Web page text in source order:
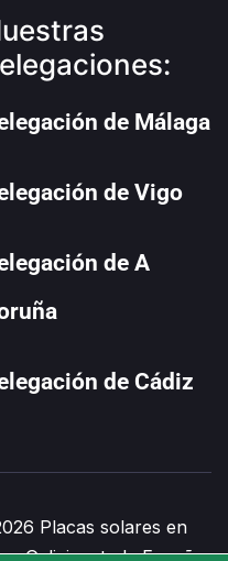
de Málaga
de Vigo
de A
de Cádiz
Placas solares en
Galicia y toda España